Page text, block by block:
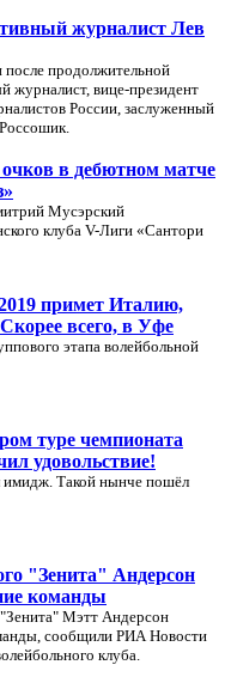
журналист Лев
продолжительной
журналист, вице-президент
России, заслуженный
в дебютном матче
Мусэрский
клуба V-Лиги «Сантори
примет Италию,
всего, в Уфе
этапа волейбольной
туре чемпионата
удовольствие!
имидж. Такой нынче пошёл
"Зенита" Андерсон
команды
Мэтт Андерсон
сообщили РИА Новости
клуба.